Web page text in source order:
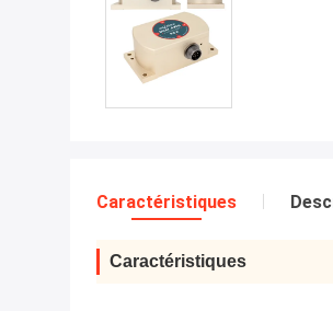
Caractéristiques
Caractéristiques